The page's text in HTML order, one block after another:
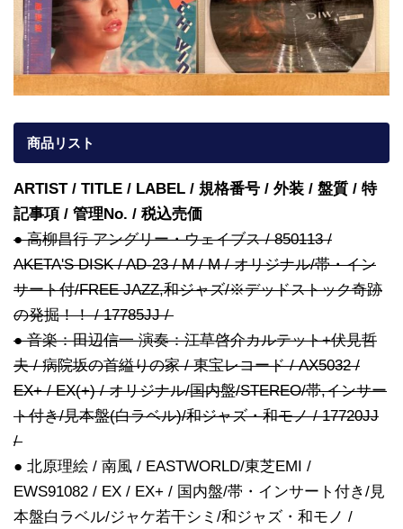
商品リスト
ARTIST / TITLE / LABEL / 規格番号 / 外装 / 盤質 / 特
記事項 / 管理No. / 税込売価
● 高柳昌行 アングリー・ウェイブス / 850113 /
AKETA'S DISK / AD-23 / M / M / オリジナル/帯・イン
サート付/FREE JAZZ,和ジャズ/※デッドストック奇跡
の発掘！！ / 17785JJ /
● 音楽：田辺信一 演奏：江草啓介カルテット+伏見哲
夫 / 病院坂の首縊りの家 / 東宝レコード / AX5032 /
EX+ / EX(+) / オリジナル/国内盤/STEREO/帯,インサー
ト付き/見本盤(白ラベル)/和ジャズ・和モノ / 17720JJ
/
● 北原理絵 / 南風 / EASTWORLD/東芝EMI /
EWS91082 / EX / EX+ / 国内盤/帯・インサート付き/見
本盤白ラベル/ジャケ若干シミ/和ジャズ・和モノ /